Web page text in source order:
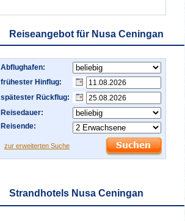
Reiseangebot für Nusa Ceningan
Abflughafen:
frühester Hinflug:
spätester Rückflug:
Reisedauer:
Reisende:
zur erweiterten Suche
Strandhotels Nusa Ceningan